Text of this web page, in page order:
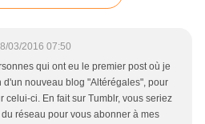
03/2016 07:50
qui ont eu le premier post où je
d'un nouveau blog "Altérégales", pour
celui-ci. En fait sur Tumblr, vous seriez
réseau pour vous abonner à mes